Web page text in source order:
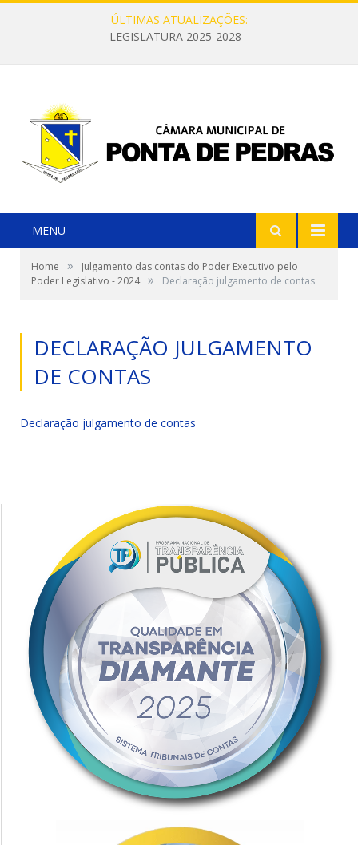
ÚLTIMAS ATUALIZAÇÕES:
LEGISLATURA 2025-2028
MENU
Home »
Julgamento das contas do Poder Executivo pelo
Poder Legislativo - 2024 » Declaração julgamento de contas
DECLARAÇÃO JULGAMENTO
DE CONTAS
Declaração julgamento de contas